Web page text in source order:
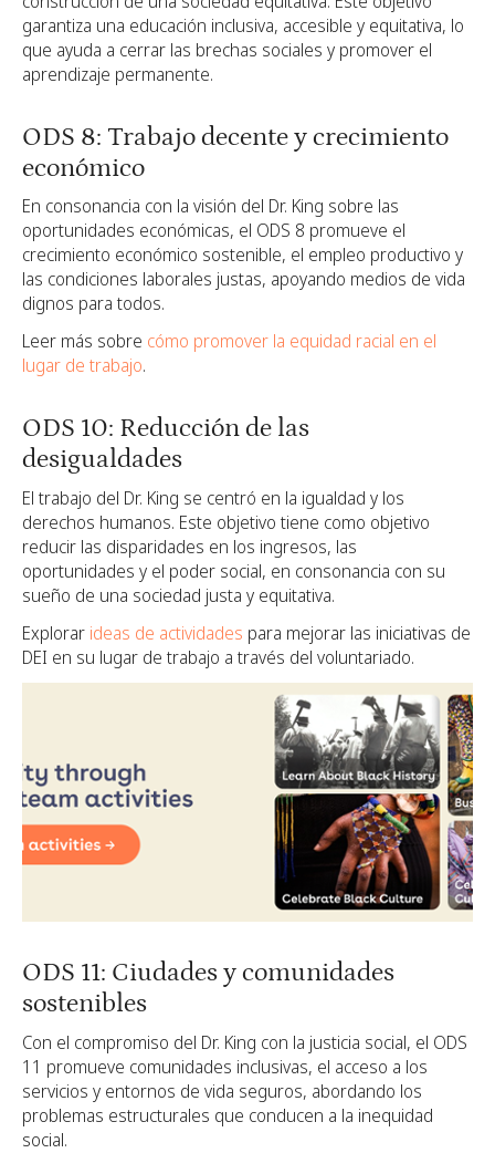
garantiza una educación inclusiva, accesible y equitativa, lo
que ayuda a cerrar las brechas sociales y promover el
aprendizaje permanente.
ODS 8: Trabajo decente y crecimiento
económico
En consonancia con la visión del Dr. King sobre las
oportunidades económicas, el ODS 8 promueve el
crecimiento económico sostenible, el empleo productivo y
las condiciones laborales justas, apoyando medios de vida
dignos para todos.
Leer más sobre cómo promover la equidad racial en el
lugar de trabajo.
ODS 10: Reducción de las
desigualdades
El trabajo del Dr. King se centró en la igualdad y los
derechos humanos. Este objetivo tiene como objetivo
reducir las disparidades en los ingresos, las
oportunidades y el poder social, en consonancia con su
sueño de una sociedad justa y equitativa.
Explorar ideas de actividades para mejorar las iniciativas de
DEI en su lugar de trabajo a través del voluntariado.
ODS 11: Ciudades y comunidades
sostenibles
Con el compromiso del Dr. King con la justicia social, el ODS
11 promueve comunidades inclusivas, el acceso a los
servicios y entornos de vida seguros, abordando los
problemas estructurales que conducen a la inequidad
social.